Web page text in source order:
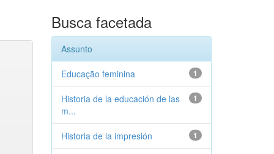
Busca facetada
Assunto
1
Educação feminina
1
Historia de la educación de las
m...
1
Historia de la impresión